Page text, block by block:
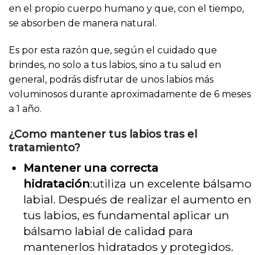
en el propio cuerpo humano y que, con el tiempo,
se absorben de manera natural.
Es por esta razón que, según el cuidado que
brindes, no solo a tus labios, sino a tu salud en
general, podrás disfrutar de unos labios más
voluminosos durante aproximadamente de 6 meses
a 1 año.
¿Como mantener tus labios tras el
tratamiento?
Mantener una correcta
hidratación:utiliza un excelente bálsamo
labial. Después de realizar el aumento en
tus labios, es fundamental aplicar un
bálsamo labial de calidad para
mantenerlos hidratados y protegidos.